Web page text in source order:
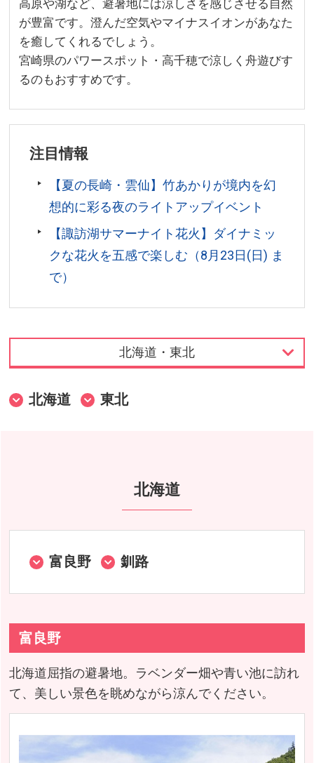
高原や湖など、避暑地には涼しさを感じさせる自然
が豊富です。澄んだ空気やマイナスイオンがあなた
を癒してくれるでしょう。
宮崎県のパワースポット・高千穂で涼しく舟遊びす
るのもおすすめです。
注目情報
【夏の長崎・雲仙】竹あかりが境内を幻
想的に彩る夜のライトアップイベント
【諏訪湖サマーナイト花火】ダイナミッ
クな花火を五感で楽しむ（8月23日(日) ま
で）
北海道・東北
北海道 東北
北海道
富良野 釧路
富良野
北海道屈指の避暑地。ラベンダー畑や青い池に訪れ
て、美しい景色を眺めながら涼んでください。